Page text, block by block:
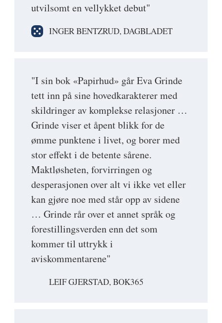
utvilsomt en vellykket debut"
INGER BENTZRUD, DAGBLADET
"I sin bok «Papirhud» går Eva Grinde
tett inn på sine hovedkarakterer med
skildringer av komplekse relasjoner …
Grinde viser et åpent blikk for de
ømme punktene i livet, og borer med
stor effekt i de betente sårene.
Maktløsheten, forvirringen og
desperasjonen over alt vi ikke vet eller
kan gjøre noe med står opp av sidene
… Grinde rår over et annet språk og
forestillingsverden enn det som
kommer til uttrykk i
aviskommentarene"
LEIF GJERSTAD, BOK365